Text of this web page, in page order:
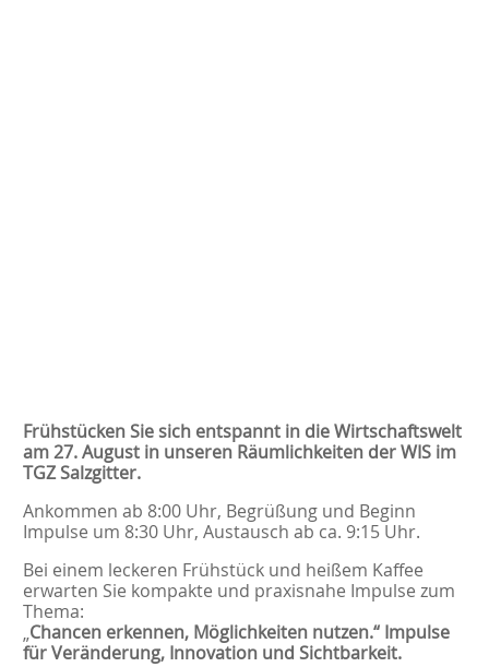
Frühstücken Sie sich entspannt in die Wirtschaftswelt
am 27. August in unseren Räumlichkeiten der WIS im
TGZ Salzgitter.
Ankommen ab 8:00 Uhr, Begrüßung und Beginn
Impulse um 8:30 Uhr, Austausch ab ca. 9:15 Uhr.
Bei einem leckeren Frühstück und heißem Kaffee
erwarten Sie kompakte und praxisnahe Impulse zum
Thema:
„Chancen erkennen, Möglichkeiten nutzen.“ Impulse
für Veränderung, Innovation und Sichtbarkeit.